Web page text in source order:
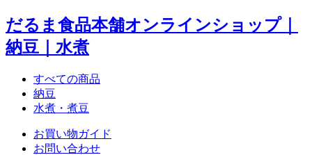
だるま食品本舗オンラインショップ｜
納豆｜水煮
すべての商品
納豆
水煮・煮豆
お買い物ガイド
お問い合わせ